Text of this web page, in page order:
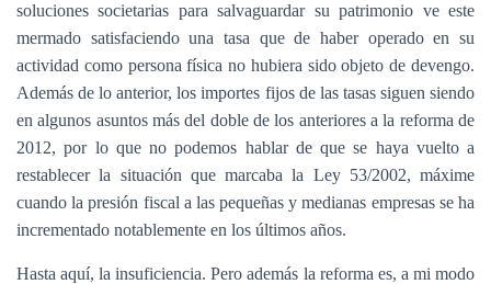
soluciones societarias para salvaguardar su patrimonio ve este
mermado satisfaciendo una tasa que de haber operado en su
actividad como persona física no hubiera sido objeto de devengo.
Además de lo anterior, los importes fijos de las tasas siguen siendo
en algunos asuntos más del doble de los anteriores a la reforma de
2012, por lo que no podemos hablar de que se haya vuelto a
restablecer la situación que marcaba la Ley 53/2002, máxime
cuando la presión fiscal a las pequeñas y medianas empresas se ha
incrementado notablemente en los últimos años.
Hasta aquí, la insuficiencia. Pero además la reforma es, a mi modo